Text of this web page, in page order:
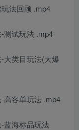
法回顾 .mp4
测试玩法 .mp4
大类目玩法(大爆
高客单玩法 .mp4
蓝海标品玩法